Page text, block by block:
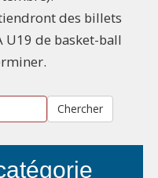
des billets
U19 de basket-ball
Chercher